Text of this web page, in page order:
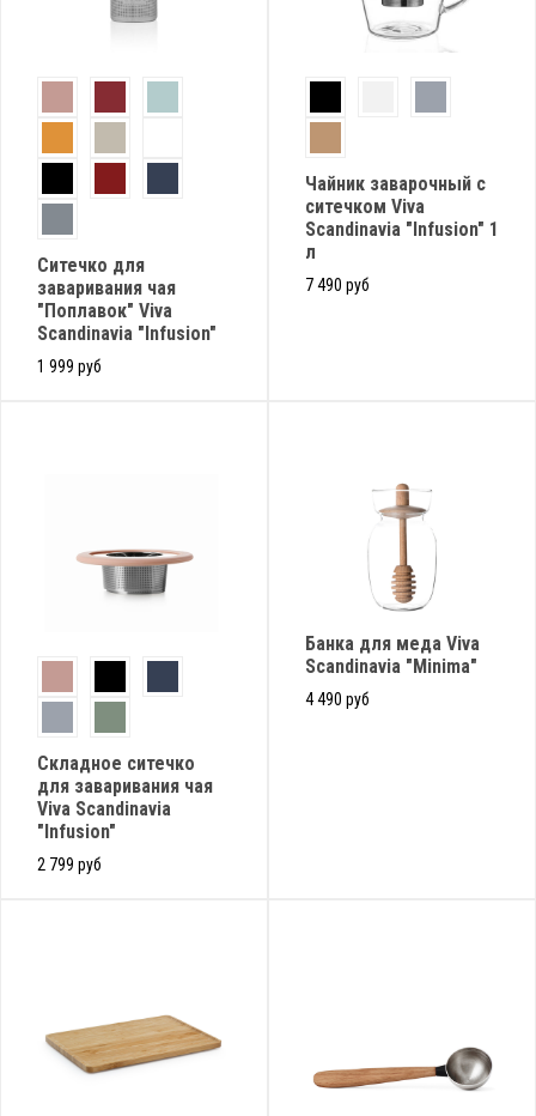
Ситечко для
заваривания чая
"Поплавок" Viva
Scandinavia "Infusion"
1 999 руб
Чайник заварочный с
ситечком Viva
Scandinavia "Infusion" 1
л
7 490 руб
Складное ситечко
для заваривания чая
Viva Scandinavia
"Infusion"
2 799 руб
Банка для меда Viva
Scandinavia "Minima"
4 490 руб